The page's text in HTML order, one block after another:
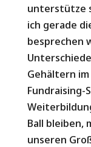
unterstütze
ich gerade
besprechen
Gehältern
Fundraising-
Ball bleiben,
unseren